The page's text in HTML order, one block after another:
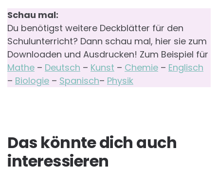
Schau mal:
Du benötigst weitere Deckblätter für den
Schulunterricht? Dann schau mal, hier sie zum
Downloaden und Ausdrucken! Zum Beispiel für
Mathe – Deutsch – Kunst – Chemie – Englisch
– Biologie – Spanisch– Physik
Das könnte dich auch
interessieren